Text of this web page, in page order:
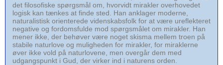
det filosofiske spørgsmål om, hvorvidt mirakler overhovedet
logisk kan tænkes at finde sted. Han anklager moderne,
naturalistisk orienterede videnskabsfolk for at være ureflekteret
negative og fordomsfulde mod spørgsmålet om mirakler. Han
mener ikke, der behøver være noget skisma mellem troen på
stabile naturlove og muligheden for mirakler, for miraklerne
øver ikke vold på naturlovene, men overgår dem med
udgangspunkt i Gud, der virker ind i naturens orden.